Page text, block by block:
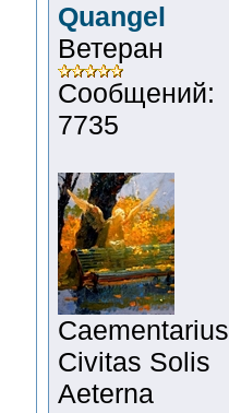
Quangel
Ветеран
Сообщений:
7735
Сaementarius
Civitas Solis
Aeterna